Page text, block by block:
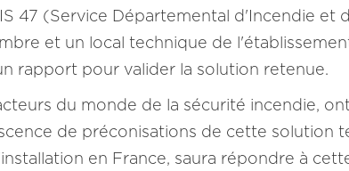
47 (Service Départemental d'Incendie et
et un local technique de
rapport pour valider la solution retenue.
du monde de la sécurité incendie,
de préconisations de cette solution
en France, saura répondre à